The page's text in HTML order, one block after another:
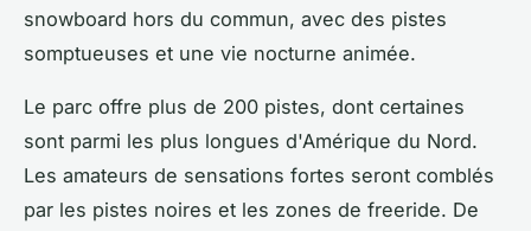
snowboard hors du commun, avec des pistes
somptueuses et une vie nocturne animée.
Le parc offre plus de 200 pistes, dont certaines
sont parmi les plus longues d'Amérique du Nord.
Les amateurs de sensations fortes seront comblés
par les pistes noires et les zones de freeride. De